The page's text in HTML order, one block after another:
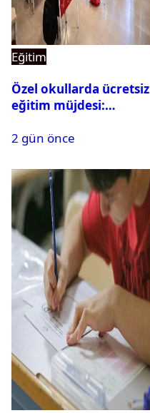
Eğitim
Özel okullarda ücretsiz
eğitim müjdesi:
başladı
2 gün önce